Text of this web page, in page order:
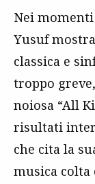
Nei
Yusuf
classica e
troppo
noiosa “All
risultati
che cita la
musica colta